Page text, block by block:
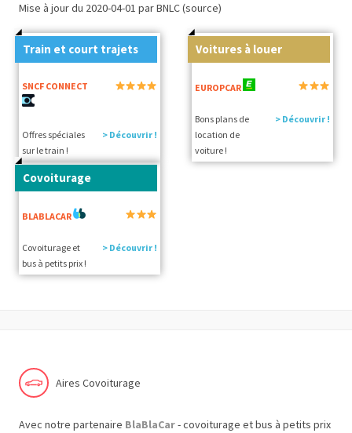
Mise à jour du 2020-04-01 par BNLC (source)
Train et court trajets
SNCF CONNECT
Offres spéciales
sur le train !
> Découvrir !
Voitures à louer
EUROPCAR
Bons plans de
location de
voiture !
> Découvrir !
Covoiturage
BLABLACAR
Covoiturage et
bus à petits prix !
> Découvrir !
Aires Covoiturage
Avec notre partenaire BlaBlaCar- covoiturage et bus à petits prix